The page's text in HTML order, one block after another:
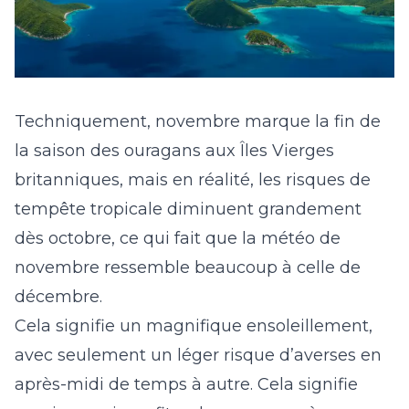
Techniquement, novembre marque la fin de
la saison des ouragans aux Îles Vierges
britanniques, mais en réalité, les risques de
tempête tropicale diminuent grandement
dès octobre, ce qui fait que la météo de
novembre ressemble beaucoup à celle de
décembre.
Cela signifie un magnifique ensoleillement,
avec seulement un léger risque d’averses en
après-midi de temps à autre. Cela signifie